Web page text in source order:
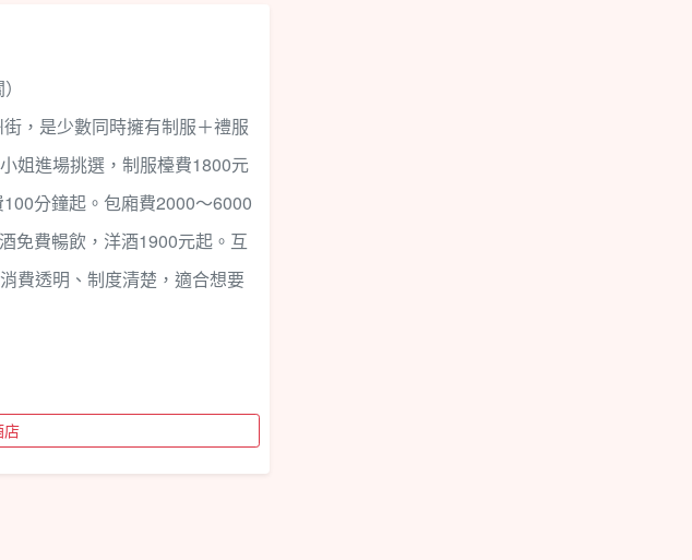
，是少數同時擁有制服＋禮服
姐進場挑選，制服檯費1800元
分鐘起。包廂費2000～6000
免費暢飲，洋酒1900元起。互
費透明、制度清楚，適合想要
店